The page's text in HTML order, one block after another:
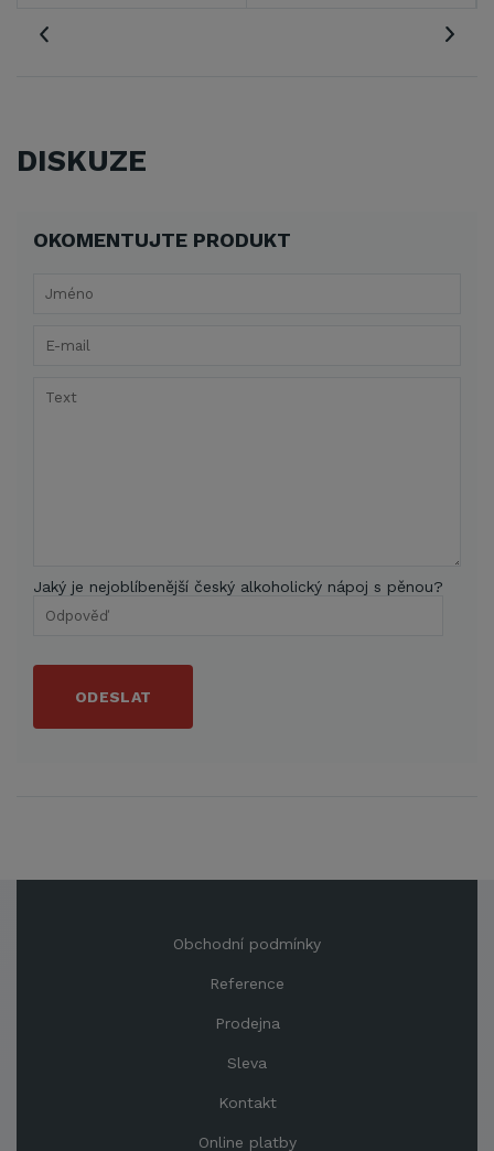
DISKUZE
OKOMENTUJTE PRODUKT
Jaký je nejoblíbenější český alkoholický nápoj s pěnou?
ODESLAT
Obchodní podmínky
Reference
Prodejna
Sleva
Kontakt
Online platby